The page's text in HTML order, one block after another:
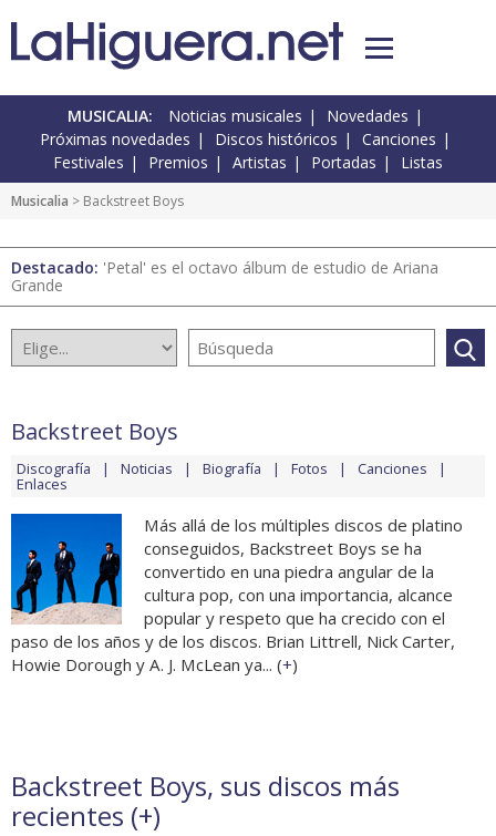
MUSICALIA: Noticias musicales
Novedades
Próximas novedades
Discos históricos
Canciones
Festivales
Premios Artistas Portadas Listas
Musicalia > Backstreet Boys
Destacado: 'Petal' es el octavo álbum de estudio de Ariana
Grande
Backstreet Boys
Discografía Noticias Biografía Fotos Canciones
Enlaces
Más allá de los múltiples discos de platino
conseguidos, Backstreet Boys se ha
convertido en una piedra angular de la
cultura pop, con una importancia, alcance
popular y respeto que ha crecido con el
paso de los años y de los discos. Brian Littrell, Nick Carter,
Howie Dorough y A. J. McLean ya... (+)
Backstreet Boys, sus discos más
recientes (+)